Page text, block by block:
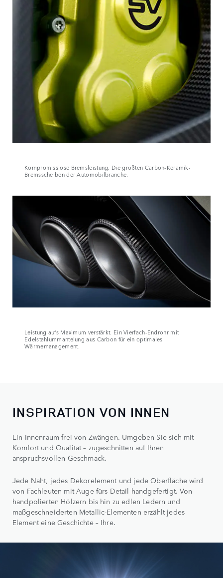
Kompromisslose Bremsleistung. Die größten Carbon-Keramik-
Bremsscheiben der Automobilbranche.
Leistung aufs Maximum verstärkt. Ein Vierfach-Endrohr mit
Edelstahlummantelung aus Carbon für ein optimales
Wärmemanagement.
INSPIRATION VON INNEN
Ein Innenraum frei von Zwängen. Umgeben Sie sich mit
Komfort und Qualität – zugeschnitten auf Ihren
anspruchsvollen Geschmack.
Jede Naht, jedes Dekorelement und jede Oberfläche wird
von Fachleuten mit Auge fürs Detail handgefertigt. Von
handpolierten Hölzern bis hin zu edlen Ledern und
maßgeschneiderten Metallic-Elementen erzählt jedes
Element eine Geschichte – Ihre.